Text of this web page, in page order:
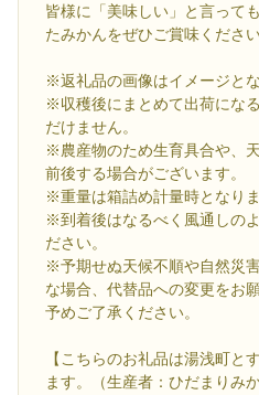
皆様に「美味しい」と言って
たみかんをぜひご賞味ください
※返礼品の画像はイメージとな
※収穫後にまとめて出荷にな
だけません。
※農産物のため生育具合や、
前後する場合がございます。
※重量は箱詰め計量時となりま
※到着後はなるべく風通しの
ださい。
※予期せぬ天候不順や自然災
な場合、代替品への変更をお
予めご了承ください。
【こちらのお礼品は湯浅町と
ます。（生産者：ひだまりみ